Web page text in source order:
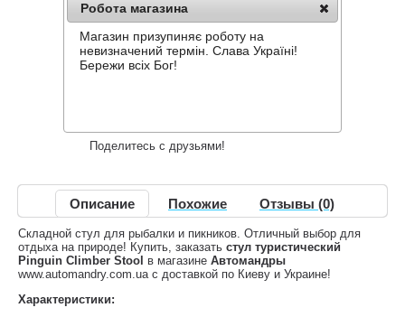
Производитель: Pinguin
Код товара:Climber Stool
Нет в наличии
Поделитесь с друзьями!
Описание Похожие Отзывы (0)
Складной стул для рыбалки и пикников. Отличный выбор для
отдыха на природе! Купить, заказать стул туристический
Pinguin Climber Stool в магазине Автомандры
www.automandry.com.ua с доставкой по Киеву и Украине!
Характеристики:
Робота магазина
Магазин призупиняє роботу на
невизначений термін. Слава Україні!
Бережи всіх Бог!